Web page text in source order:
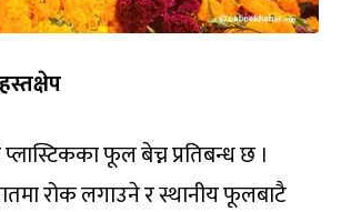
फूल बेच्न प्रतिबन्ध छ ।
रोक लगाउने र स्थानीय फूलबाटै